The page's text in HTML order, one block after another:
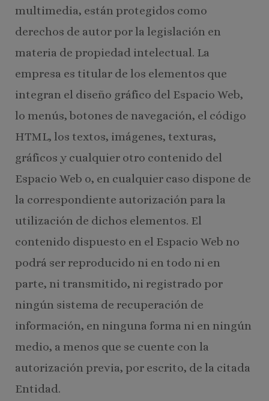
multimedia, están protegidos como
derechos de autor por la legislación en
materia de propiedad intelectual. La
empresa es titular de los elementos que
integran el diseño gráfico del Espacio Web,
lo menús, botones de navegación, el código
HTML, los textos, imágenes, texturas,
gráficos y cualquier otro contenido del
Espacio Web o, en cualquier caso dispone de
la correspondiente autorización para la
utilización de dichos elementos. El
contenido dispuesto en el Espacio Web no
podrá ser reproducido ni en todo ni en
parte, ni transmitido, ni registrado por
ningún sistema de recuperación de
información, en ninguna forma ni en ningún
medio, a menos que se cuente con la
autorización previa, por escrito, de la citada
Entidad.